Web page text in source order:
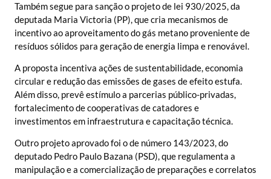
Também segue para sanção o projeto de lei 930/2025, da
deputada Maria Victoria (PP), que cria mecanismos de
incentivo ao aproveitamento do gás metano proveniente de
resíduos sólidos para geração de energia limpa e renovável.
A proposta incentiva ações de sustentabilidade, economia
circular e redução das emissões de gases de efeito estufa.
Além disso, prevê estímulo a parcerias público-privadas,
fortalecimento de cooperativas de catadores e
investimentos em infraestrutura e capacitação técnica.
Outro projeto aprovado foi o de número 143/2023, do
deputado Pedro Paulo Bazana (PSD), que regulamenta a
manipulação e a comercialização de preparações e correlatos